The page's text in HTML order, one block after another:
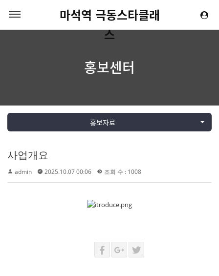
마석역 극동스타클래
스
홍보센터
홍보자료
사업개요
admin 2025.10.07 00:06 조회 수 : 1008